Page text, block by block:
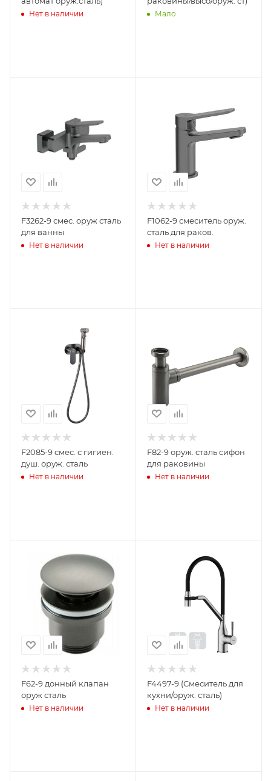
Нет в наличии Мало
F3262-9 смес. оруж сталь
для ванны
Нет в наличии
F1062-9 смеситель оруж.
сталь для раков.
Нет в наличии
F2085-9 смес. с гигиен.
душ. оруж. сталь
Нет в наличии
F82-9 оруж. сталь сифон
для раковины
Нет в наличии
F62-9 донный клапан
оруж сталь
Нет в наличии
F4497-9 (Смеситель для
кухни/оруж. сталь)
Нет в наличии